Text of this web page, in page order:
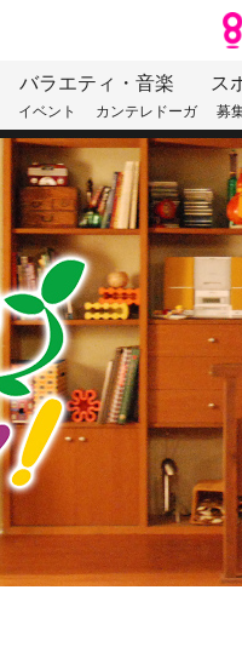
バラエティ・音楽 ス
イベント カンテレドーガ 募